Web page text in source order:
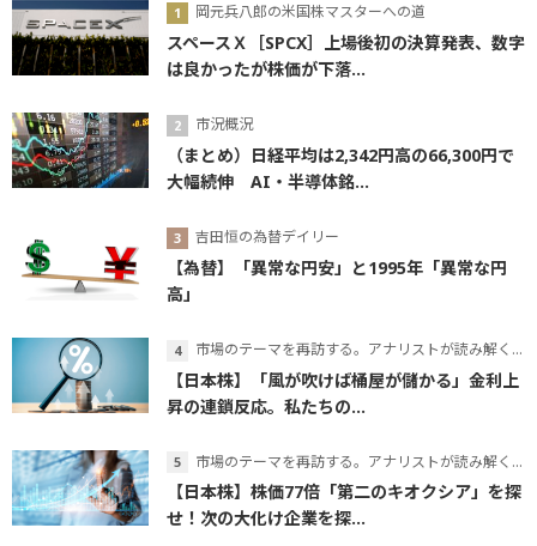
岡元兵八郎の米国株マスターへの道
スペースＸ［SPCX］上場後初の決算発表、数字
は良かったが株価が下落...
市況概況
（まとめ）日経平均は2,342円高の66,300円で
大幅続伸 AI・半導体銘...
吉田恒の為替デイリー
【為替】「異常な円安」と1995年「異常な円
高」
市場のテーマを再訪する。アナリストが読み解くテーマの本質
【日本株】「風が吹けば桶屋が儲かる」金利上
昇の連鎖反応。私たちの...
市場のテーマを再訪する。アナリストが読み解くテーマの本質
【日本株】株価77倍「第二のキオクシア」を探
せ！次の大化け企業を探...